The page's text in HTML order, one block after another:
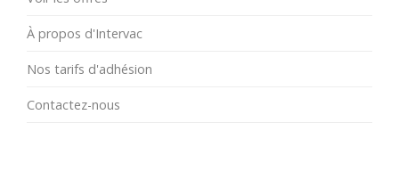
À propos d'Intervac
Nos tarifs d'adhésion
Contactez-nous